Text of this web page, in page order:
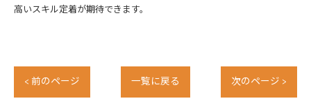
高いスキル定着が期待できます。
< 前のページ 一覧に戻る 次のページ >